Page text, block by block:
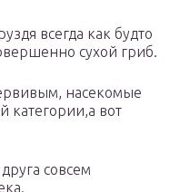
всегда как будто
сухой гриб.
насекомые
категории,а вот
совсем